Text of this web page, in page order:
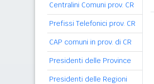
Centralini Comuni prov. CR
Prefissi Telefonici prov. CR
CAP comuni in prov. di CR
Presidenti delle Province
Presidenti delle Regioni